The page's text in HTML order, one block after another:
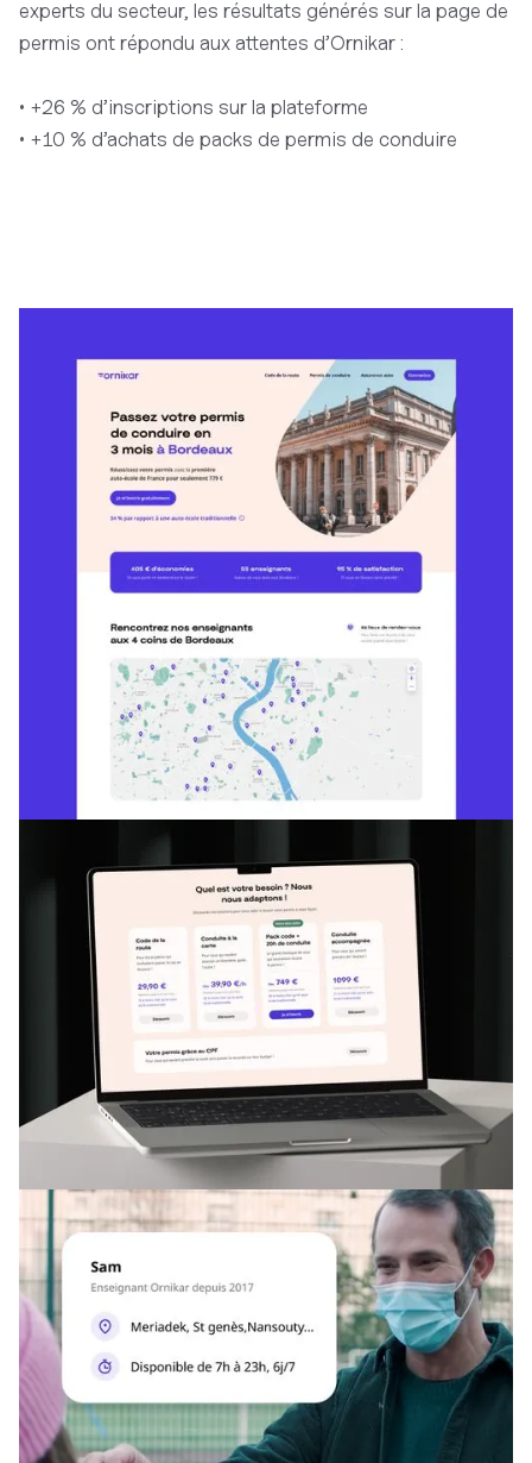
experts du secteur, les résultats générés sur la page de
permis ont répondu aux attentes d’Ornikar :
• +26 % d’inscriptions sur la plateforme
• +10 % d’achats de packs de permis de conduire